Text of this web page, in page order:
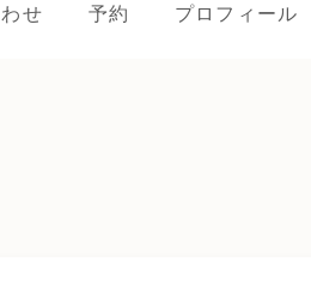
せ 予約 プロフィール